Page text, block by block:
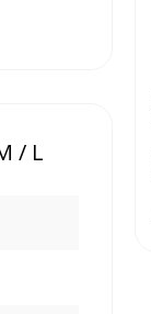
/ L